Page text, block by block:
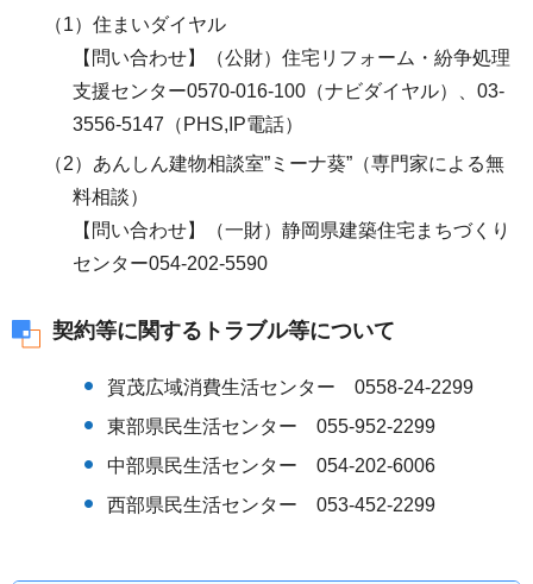
（1）住まいダイヤル
【問い合わせ】（公財）住宅リフォーム・紛争処理
支援センター0570-016-100（ナビダイヤル）、03-
3556-5147（PHS,IP電話）
（2）あんしん建物相談室”ミーナ葵”（専門家による無
料相談）
【問い合わせ】（一財）静岡県建築住宅まちづくり
センター054-202-5590
契約等に関するトラブル等について
賀茂広域消費生活センター 0558-24-2299
東部県民生活センター 055-952-2299
中部県民生活センター 054-202-6006
西部県民生活センター 053-452-2299